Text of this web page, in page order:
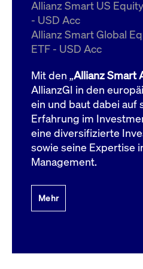
Allianz Smart US
- USD Acc
Allianz Smart Global
ETF - USD Acc
Mit den „Allianz Smart
AllianzGI in den
ein und baut dabei auf
Erfahrung im
eine diversifizierte
sowie seine Expertise
Management.
Mehr
ApplicationGatewayAffinityCORS